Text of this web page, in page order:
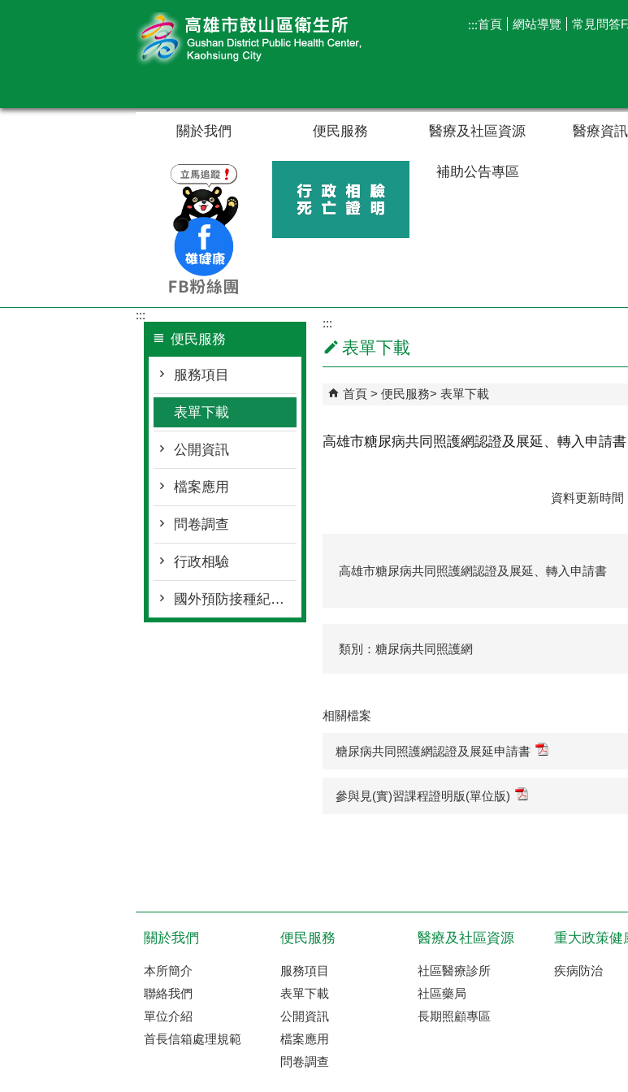
:::首頁 網站導覽 常見問答
關於我們 便民服務 醫療及社區資源 醫療資
補助公告專區
:::
便民服務
服務項目
表單下載
公開資訊
檔案應用
問卷調查
行政相驗
國外預防接種紀錄回傳流程
:::
表單下載
首頁 便民服務 表單下載
高雄市糖尿病共同照護網認證及展延、轉入申請書
資料更新時間
高雄市糖尿病共同照護網認證及展延、轉入申請書
類別：糖尿病共同照護網
相關檔案
糖尿病共同照護網認證及展延申請書
參與見(實)習課程證明版(單位版)
關於我們
本所簡介
聯絡我們
單位介紹
首長信箱處理規範
便民服務
服務項目
表單下載
公開資訊
檔案應用
問卷調查
醫療及社區資源
社區醫療診所
社區藥局
長期照顧專區
重大政策健
疾病防治